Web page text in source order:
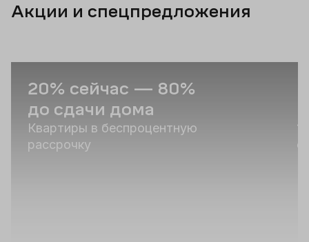
Акции и спецпредложения
20% сейчас — 80%
до сдачи дома
Квартиры в беспроцентную
рассрочку